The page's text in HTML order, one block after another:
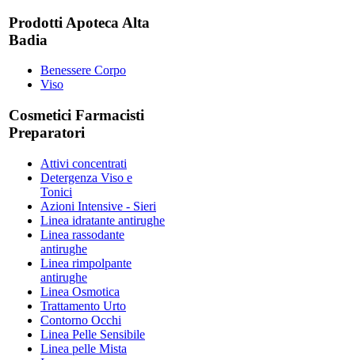
Prodotti Apoteca Alta
Badia
Benessere Corpo
Viso
Cosmetici Farmacisti
Preparatori
Attivi concentrati
Detergenza Viso e
Tonici
Azioni Intensive - Sieri
Linea idratante antirughe
Linea rassodante
antirughe
Linea rimpolpante
antirughe
Linea Osmotica
Trattamento Urto
Contorno Occhi
Linea Pelle Sensibile
Linea pelle Mista